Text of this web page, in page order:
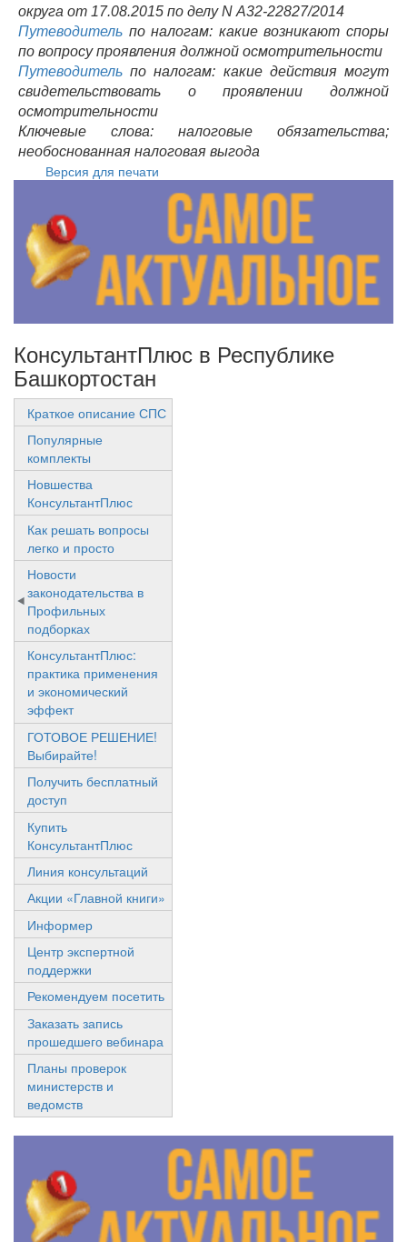
округа от 17.08.2015 по делу N А32-22827/2014
Путеводитель по налогам: какие возникают споры
по вопросу проявления должной осмотрительности
Путеводитель по налогам: какие действия могут
свидетельствовать о проявлении должной
осмотрительности
Ключевые слова: налоговые обязательства;
необоснованная налоговая выгода
Версия для печати
КонсультантПлюс в Республике
Башкортостан
Краткое описание СПС
Популярные
комплекты
Новшества
КонсультантПлюс
Как решать вопросы
легко и просто
Новости
законодательства в
Профильных
подборках
КонсультантПлюс:
практика применения
и экономический
эффект
ГОТОВОЕ РЕШЕНИЕ!
Выбирайте!
Получить бесплатный
доступ
Купить
КонсультантПлюс
Линия консультаций
Акции «Главной книги»
Информер
Центр экспертной
поддержки
Рекомендуем посетить
Заказать запись
прошедшего вебинара
Планы проверок
министерств и
ведомств